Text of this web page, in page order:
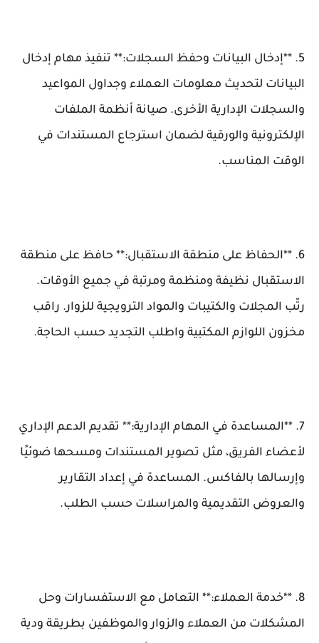
5. **إدخال البيانات وحفظ السجلات:** تنفيذ مهام إدخال
البيانات لتحديث معلومات العملاء وجداول المواعيد
والسجلات الإدارية الأخرى. صيانة أنظمة الملفات
الإلكترونية والورقية لضمان استرجاع المستندات في
الوقت المناسب.
6. **الحفاظ على منطقة الاستقبال:** حافظ على منطقة
الاستقبال نظيفة ومنظمة ومرتبة في جميع الأوقات.
رتّب المجلات والكتيبات والمواد الترويجية للزوار. راقب
مخزون اللوازم المكتبية واطلب التجديد حسب الحاجة.
7. **المساعدة في المهام الإدارية:** تقديم الدعم الإداري
لأعضاء الفريق، مثل تصوير المستندات ومسحها ضوئيًا
وإرسالها بالفاكس. المساعدة في إعداد التقارير
والعروض التقديمية والمراسلات حسب الطلب.
8. **خدمة العملاء:** التعامل مع الاستفسارات وحل
المشكلات من العملاء والزوار والموظفين بطريقة ودية